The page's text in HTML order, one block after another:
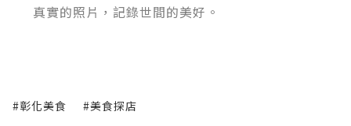
真實的照片，記錄世間的美好。
#彰化美食 #美食探店